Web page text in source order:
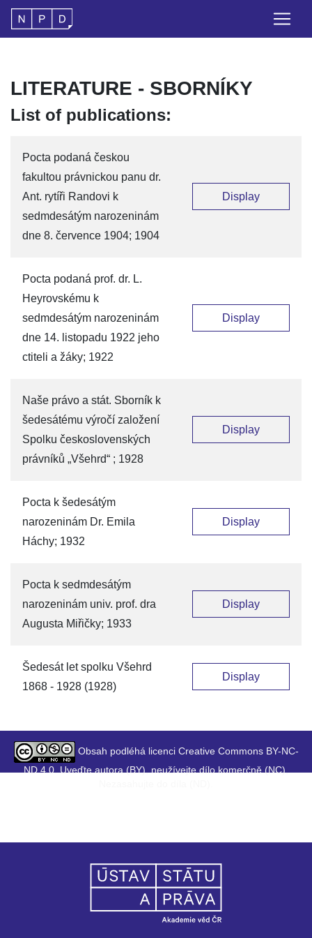
LITERATURE - SBORNÍKY
List of publications:
Pocta podaná českou
fakultou právnickou panu dr.
Ant. rytíři Randovi k
sedmdesátým narozeninám
dne 8. července 1904; 1904
Display
Pocta podaná prof. dr. L.
Heyrovskému k
sedmdesátým narozeninám
dne 14. listopadu 1922 jeho
ctiteli a žáky; 1922
Display
Naše právo a stát. Sborník k
šedesátému výročí založení
Spolku československých
právníků „Všehrd“ ; 1928
Display
Pocta k šedesátým
narozeninám Dr. Emila
Háchy; 1932
Display
Pocta k sedmdesátým
narozeninám univ. prof. dra
Augusta Miřičky; 1933
Display
Šedesát let spolku Všehrd
1868 - 1928 (1928)
Display
Obsah podléhá licenci Creative Commons BY-NC-
ND 4.0. Uveďte autora (BY), neužívejte dílo komerčně (NC),